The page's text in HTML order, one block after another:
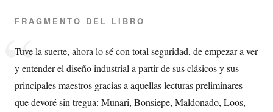
FRAGMENTO DEL LIBRO
Tuve la suerte, ahora lo sé con total seguridad, de empezar a ver
y entender el diseño industrial a partir de sus clásicos y sus
principales maestros gracias a aquellas lecturas preliminares
que devoré sin tregua: Munari, Bonsiepe, Maldonado, Loos,